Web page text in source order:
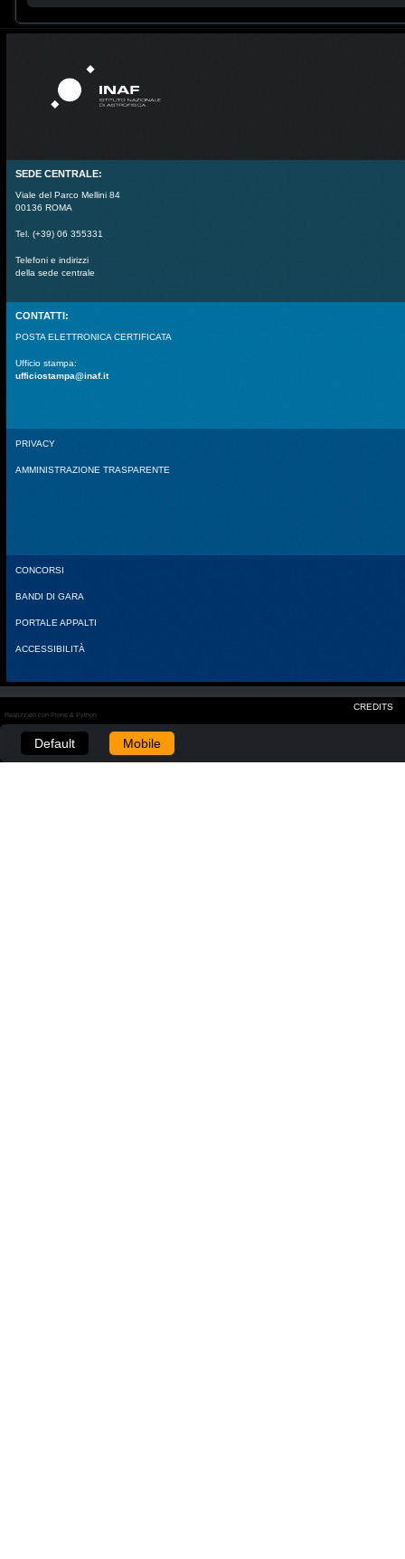
SEDE CENTRALE:
Viale del Parco Mellini 84
00136 ROMA
Tel. (+39) 06 355331
Telefoni e indirizzi
della sede centrale
CONTATTI:
POSTA ELETTRONICA CERTIFICATA
Ufficio stampa:
ufficiostampa@inaf.it
PRIVACY
AMMINISTRAZIONE TRASPARENTE
CONCORSI
BANDI DI GARA
PORTALE APPALTI
ACCESSIBILITÀ
CREDITS
Realizzato con Plone & Python
Default Mobile